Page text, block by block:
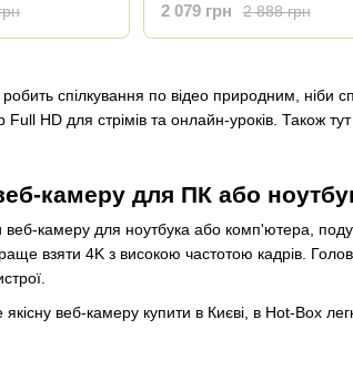
спілкування по відео природним, ніби
HD для стрімів та онлайн-уроків. Також тут
камеру для ПК або
камеру для ноутбука або комп'ютера,
краще взяти 4K з високою частотою кадрів.
веб-камеру купити в Києві, в Hot-Box
та
YL15 Black
Сoship H710 Black
2 888 грн
2 079 грн